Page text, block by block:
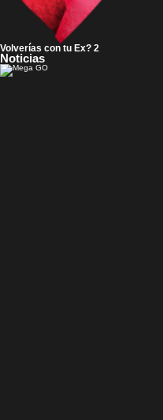
Volverías con tu Ex? 2
Noticias